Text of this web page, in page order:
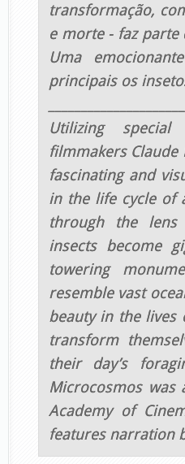
transformação,
e morte - faz parte
Uma
principais os
Utilizing special
filmmakers
fascinating and
in the life cycle of
through the lens
insects become
towering
resemble vast
beauty in the lives
transform
their day’s
Microcosmos
Academy of
features narration